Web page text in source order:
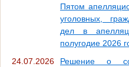
Пятом
уголовных,
дел в
полугодие 2026
24.07.2026
Решение о